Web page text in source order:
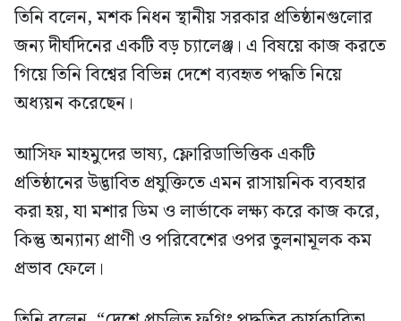
তিনি বলেন, মশক নিধন স্থানীয় সরকার প্রতিষ্ঠানগুলোর
জন্য দীর্ঘদিনের একটি বড় চ্যালেঞ্জ। এ বিষয়ে কাজ করতে
গিয়ে তিনি বিশ্বের বিভিন্ন দেশে ব্যবহৃত পদ্ধতি নিয়ে
অধ্যয়ন করেছেন।
আসিফ মাহমুদের ভাষ্য, ফ্লোরিডাভিত্তিক একটি
প্রতিষ্ঠানের উদ্ভাবিত প্রযুক্তিতে এমন রাসায়নিক ব্যবহার
করা হয়, যা মশার ডিম ও লার্ভাকে লক্ষ্য করে কাজ করে,
কিন্তু অন্যান্য প্রাণী ও পরিবেশের ওপর তুলনামূলক কম
প্রভাব ফেলে।